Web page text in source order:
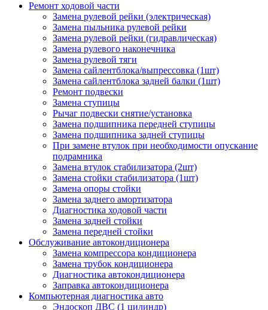
Ремонт ходовой части
Замена рулевой рейки (электрическая)
Замена пыльника рулевой рейки
Замена рулевой рейки (гидравлическая)
Замена рулевого наконечника
Замена рулевой тяги
Замена сайлентблока/выпрессовка (1шт)
Замена сайлентблока задней балки (1шт)
Ремонт подвески
Замена ступицы
Рычаг подвески снятие/установка
Замена подшипника передней ступицы
Замена подшипника задней ступицы
При замене втулок при необходимости опускание
подрамника
Замена втулок стабилизатора (2шт)
Замена стойки стабилизатора (1шт)
Замена опоры стойки
Замена заднего амортизатора
Диагностика ходовой части
Замена задней стойки
Замена передней стойки
Обслуживание автокондиционера
Замена компрессора кондиционера
Замена трубок кондиционера
Диагностика автокондиционера
Заправка автокондиционера
Компьютерная диагностика авто
Эндоскоп ДВС (1 цилиндр)